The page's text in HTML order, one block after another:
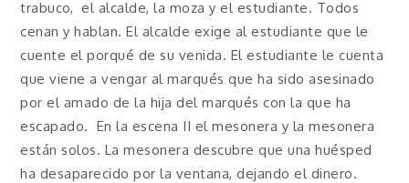
trabuco, el alcalde, la moza y el estudiante. Todos
cenan y hablan. El alcalde exige al estudiante que le
cuente el porqué de su venida. El estudiante le cuenta
que viene a vengar al marqués que ha sido asesinado
por el amado de la hija del marqués con la que ha
escapado. En la escena II el mesonera y la mesonera
están solos. La mesonera descubre que una huésped
ha desaparecido por la ventana, dejando el dinero.